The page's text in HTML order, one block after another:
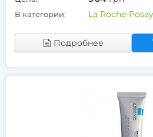
В категории: La Roche-
Подробнее